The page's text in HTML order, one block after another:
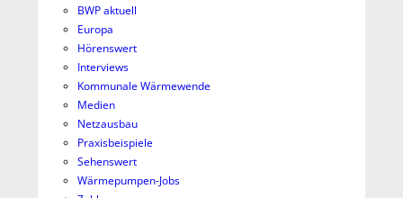
BWP aktuell
Europa
Hörenswert
Interviews
Kommunale Wärmewende
Medien
Netzausbau
Praxisbeispiele
Sehenswert
Wärmepumpen-Jobs